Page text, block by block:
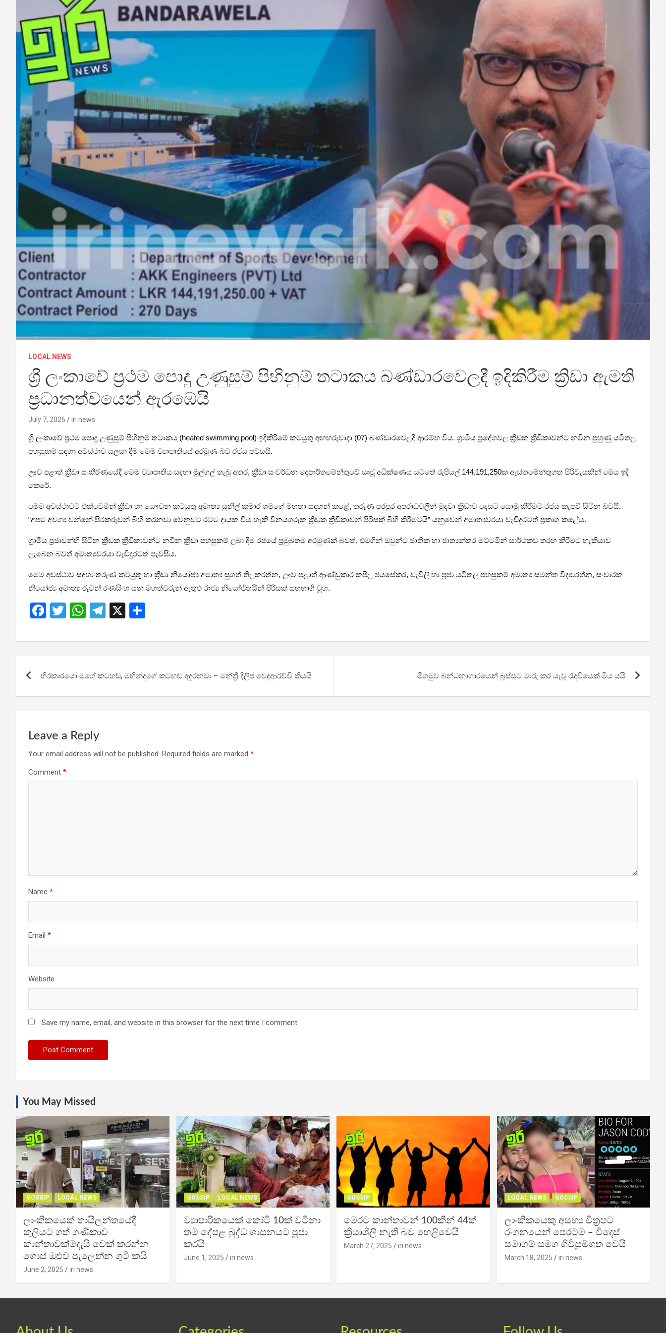
LOCAL NEWS
ශ්‍රී ලංකාවේ ප්‍රථම පොදු උණුසුම් පිහිනුම් තටාකය බණ්ඩාරවෙලදී ඉදිකිරීම ක්‍රිඩා ඇමති
ප්‍රධානත්වයෙන් ඇරඹෙයි
July 7, 2026 iri news
ශ්‍රී ලංකාවේ ප්‍රථම පොදු උණුසුම් පිහිනුම් තටාකය (heated swimming pool) ඉදිකිරීමේ කටයුතු අඟහරුවාදා (07) බණ්ඩාරවෙලදී ආරම්භ විය. ග්‍රාමීය ප්‍රදේශවල ක්‍රීඩක ක්‍රීඩිකාවන්ට නවීන පුහුණු යටිතල
පහසුකම් සඳහා අවස්ථාව සලසා දීම මෙම ව්‍යාපෘතියේ අරමුණ බව රජය පවසයි.
ඌව පළාත් ක්‍රීඩා සංකීර්ණයේදී මෙම ව්‍යාපෘතිය සඳහා මුල්ගල් තැබූ අතර, ක්‍රීඩා සංවර්ධන දෙපාර්තමේන්තුවේ සෘජු අධීක්ෂණය යටතේ රුපියල් 144,191,250ක ඇස්තමේන්තුගත පිරිවැයකින් මෙය ඉදි
කෙරේ.
මෙම අවස්ථාවට එක්වෙමින් ක්‍රීඩා හා යෞවන කටයුතු අමාත්‍ය සුනිල් කුමාර ගමගේ මහතා සඳහන් කළේ, තරුණ පරපුර අපරාධවලින් මුදවා ක්‍රීඩාව දෙසට යොමු කිරීමට රජය කැපවී සිටින බවයි.
“අපට අවශ්‍ය වන්නේ සිරකරුවන් බිහි කරනවා වෙනුවට රටට දායක විය හැකි විනයගරුක ක්‍රීඩක ක්‍රීඩිකාවන් පිරිසක් බිහි කිරීමටයි” යනුවෙන් අමාත්‍යවරයා වැඩිදුරටත් ප්‍රකාශ කළේය.
ග්‍රාමීය ප්‍රජාවන්හි සිටින ක්‍රීඩක ක්‍රීඩිකාවන්ට නවීන ක්‍රීඩා පහසුකම් ලබා දීම රජයේ ප්‍රමුඛතම අරමුණක් බවත්, එමගින් ඔවුන්ට ජාතික හා ජාත්‍යන්තර මට්ටමින් සාර්ථකව තරඟ කිරීමට හැකියාව
ලැබෙන බවත් අමාත්‍යවරයා වැඩිදුරටත් පැවසීය.
මෙම අවස්ථාව සඳහා තරුණ කටයුතු හා ක්‍රීඩා නියෝජ්‍ය අමාත්‍ය සුගත් තිලකරත්න, ඌව පළාත් ආණ්ඩුකාර කපිල ජයසේකර, වැවිලි හා ප්‍රජා යටිතල පහසුකම් අමාත්‍ය සමන්ත විද්‍යාරත්න, සංචාරක
නියෝජ්‍ය අමාත්‍ය රුවන් රණසිංහ යන මහත්වරුන් ඇතුළු රාජ්‍ය නියෝජිතයින් පිරිසක් සහභාගී වූහ.
F
ce
o
T
tt
W
at
A
T
e
a
X
ar
හිරකාරයෝ මගේ කටහඬ, මහින්දගේ කටහඬ අදුරනවා – මන්ත්‍රී දිලිප් වෙදආරච්චි කියයි මීගමුව බන්ධනාගාරයෙන් බූස්සට මාරු කර යැවූ රැදවියෙක් මිය යයි
Leave a Reply
Your email address will not be published. Required fields are marked *
Comment *
Name *
Email *
Website
Save my name, email, and website in this browser for the next time I comment.
You May Missed
GOSSIP LOCAL NEWS
ලාංකිකයෙක් තායිලන්තයේදී
කුලියට ගත් ගණිකාව
කාන්තාවක්මදැයි චෙක් කරන්න
ගොස් ඔළුව පැලෙන්න ගුටි කයි
June 2, 2025 iri news
GOSSIP LOCAL NEWS
ව්‍යාපාරිකයෙක් කෝටි 10ක් වටිනා
තම දේපළ බුද්ධ ශාසනයට පූජා
කරයි
June 1, 2025 iri news
GOSSIP
මෙරට කාන්තාවන් 100කින් 44ක්
ක්‍රියාශීලී නැති බව හෙළිවෙයි
March 27, 2025 iri news
LOCAL NEWS GOSSIP
ලාංකිකයෙකු අසභ්‍ය චිත්‍රපට
රංගනයෙන් පෙරටම – විදෙස්
සමාගම් සමග ගිවිසුම්ගත වෙයි
March 18, 2025 iri news